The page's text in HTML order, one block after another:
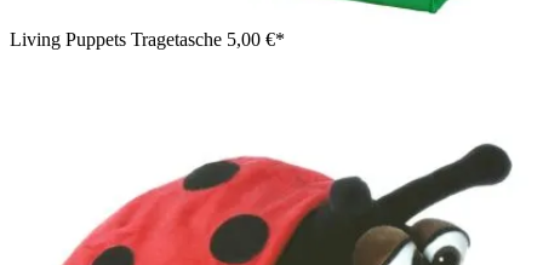
Living Puppets Tragetasche 5,00 €*